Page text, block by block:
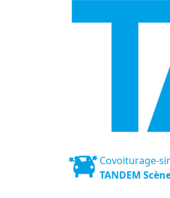
Covoiturage-
TANDEM